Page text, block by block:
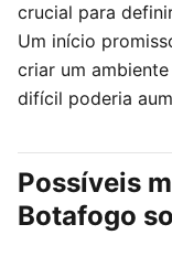
crucial para
Um início
criar um
difícil poderia
Possíveis
Botafogo